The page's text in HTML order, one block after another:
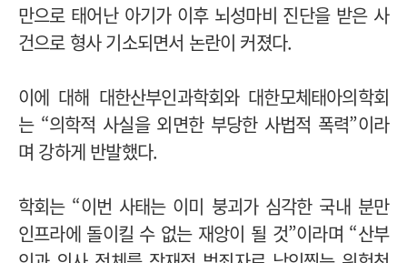
만으로 태어난 아기가 이후 뇌성마비 진단을 받은 사
건으로 형사 기소되면서 논란이 커졌다.
이에 대해 대한산부인과학회와 대한모체태아의학회
는 “의학적 사실을 외면한 부당한 사법적 폭력”이라
며 강하게 반발했다.
학회는 “이번 사태는 이미 붕괴가 심각한 국내 분만
인프라에 돌이킬 수 없는 재앙이 될 것”이라며 “산부